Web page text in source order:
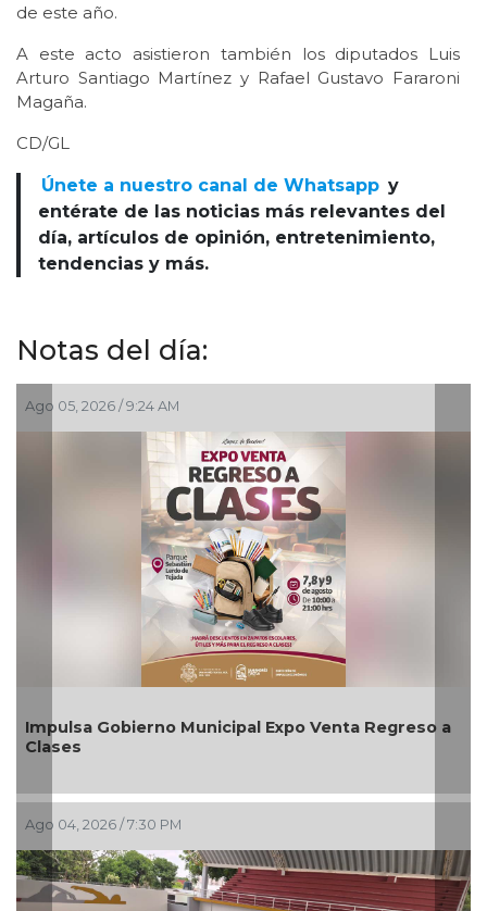
de este año.
A este acto asistieron también los diputados Luis
Arturo Santiago Martínez y Rafael Gustavo Fararoni
Magaña.
CD/GL
Únete a nuestro canal de Whatsapp y
entérate de las noticias más relevantes del
día, artículos de opinión, entretenimiento,
tendencias y más.
Notas del día:
Expo Venta Regreso a
Aplicará CMAS el